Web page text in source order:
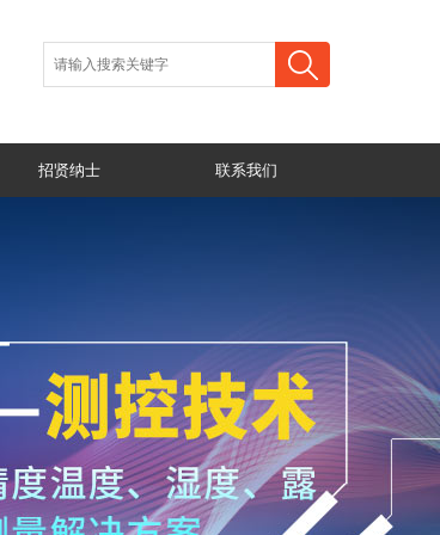
招贤纳士 联系我们